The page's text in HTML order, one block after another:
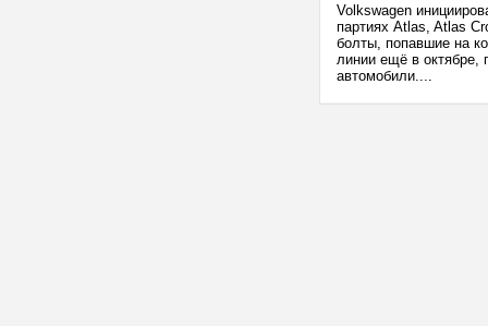
Volkswagen
партиях Atlas, Atlas
болты, попавшие на
линии ещё в октябре,
автомобили....